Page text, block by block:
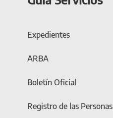
Expedientes
ARBA
Boletín Oficial
Registro de las Personas